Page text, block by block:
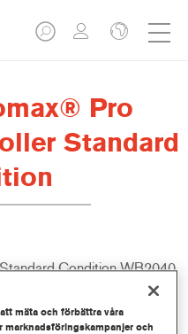
Pro
Standard
Condition WB2040
med Cromax Pro
mäta och förbättra våra
och